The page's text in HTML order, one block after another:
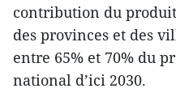
contribution du
des provinces et des
entre 65% et 70% du
national d’ici 2030.